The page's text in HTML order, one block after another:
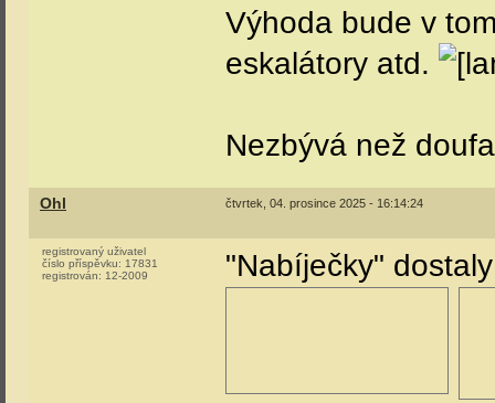
Výhoda bude v
eskalátory atd.
Nezbývá než
Ohl čtvrtek, 04. prosince 2025 - 16:14:24
registrovaný uživatel
číslo příspěvku: 17831
registrován: 12-2009 "Nabíječky"